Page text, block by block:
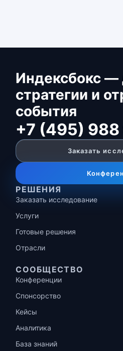
Индексбокс —
стратегии и
события
+7 (495)
Заказать
РЕШЕНИЯ
Заказать исследование
Услуги
Готовые решения
Отрасли
СООБЩЕСТВО
Конференции
Спонсорство
Кейсы
Аналитика
База знаний